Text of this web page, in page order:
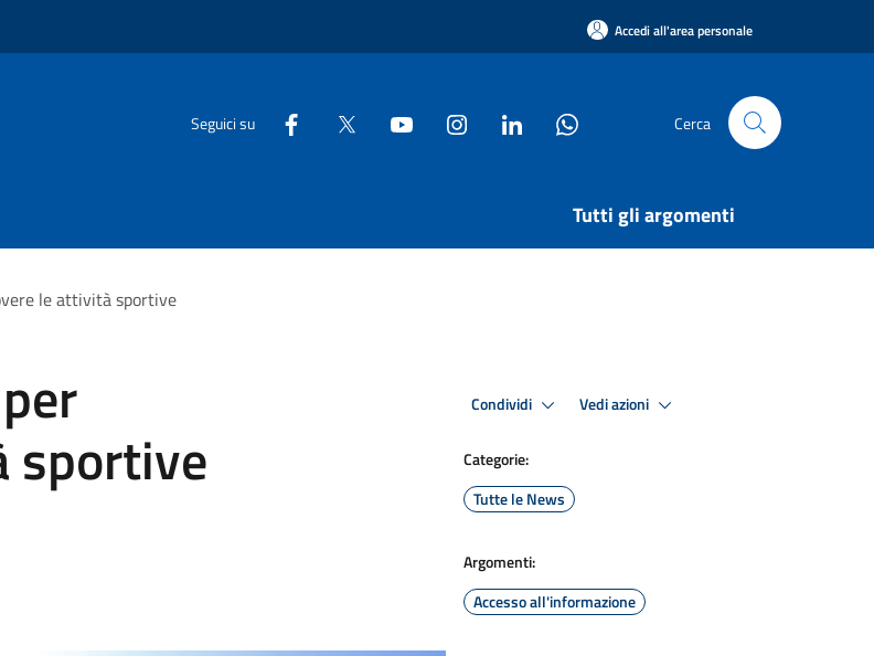
Accedi all'area personale
Seguici su Cerca
Tutti gli argomenti
le attività sportive
sportive
Condividi Vedi azioni
Categorie:
Tutte le News
Argomenti:
Accesso all'informazione